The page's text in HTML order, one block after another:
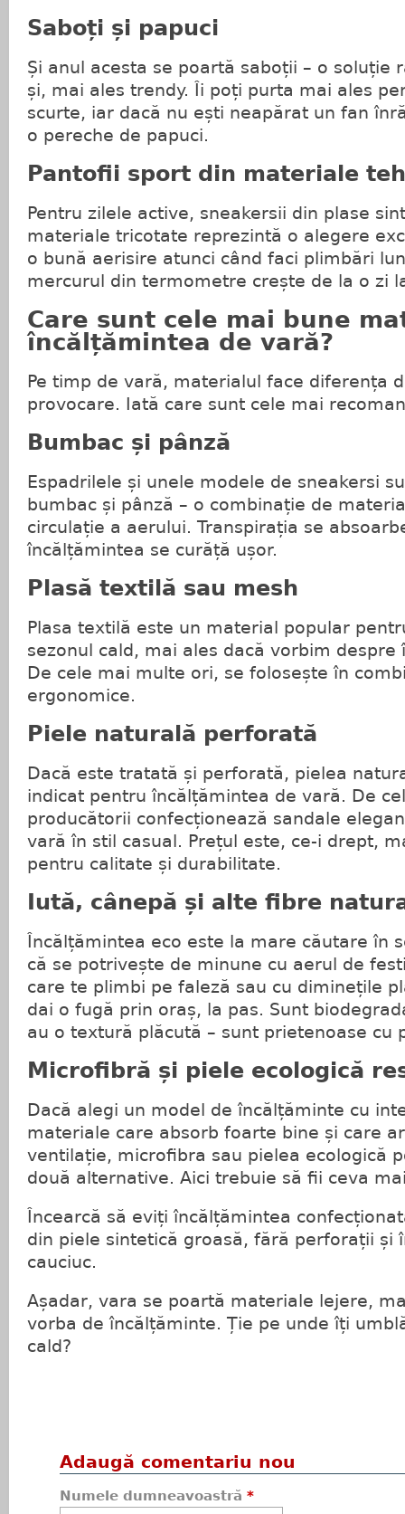
Saboți și papuci
Și anul acesta se poartă saboții – o soluție
și, mai ales trendy. Îi poți purta mai ales
scurte, iar dacă nu ești neapărat un fan
o pereche de papuci.
Pantofii sport din materiale
Pentru zilele active, sneakersii din plase
materiale tricotate reprezintă o alegere
o bună aerisire atunci când faci plimbări
mercurul din termometre crește de la o zi
Care sunt cele mai bune
încălțămintea de vară?
Pe timp de vară, materialul face diferența
provocare. Iată care sunt cele mai
Bumbac și pânză
Espadrilele și unele modele de sneakersi
bumbac și pânză – o combinație de
circulație a aerului. Transpirația se
încălțămintea se curăță ușor.
Plasă textilă sau mesh
Plasa textilă este un material popular
sezonul cald, mai ales dacă vorbim
De cele mai multe ori, se folosește în
ergonomice.
Piele naturală perforată
Dacă este tratată și perforată, pielea
indicat pentru încălțămintea de vară. De
producătorii confecționează sandale
vară în stil casual. Prețul este, ce-i drept,
pentru calitate și durabilitate.
Iută, cânepă și alte fibre
Încălțămintea eco este la mare căutare în
că se potrivește de minune cu aerul de
care te plimbi pe faleză sau cu diminețile
dai o fugă prin oraș, la pas. Sunt
au o textură plăcută – sunt prietenoase cu
Microfibră și piele ecologică
Dacă alegi un model de încălțăminte cu
materiale care absorb foarte bine și care
ventilație, microfibra sau pielea ecologică
două alternative. Aici trebuie să fii ceva
Încearcă să eviți încălțămintea
din piele sintetică groasă, fără perforații și
cauciuc.
Așadar, vara se poartă materiale lejere,
vorba de încălțăminte. Ție pe unde îți
cald?
Adaugă comentariu nou
Numele dumneavoastră *